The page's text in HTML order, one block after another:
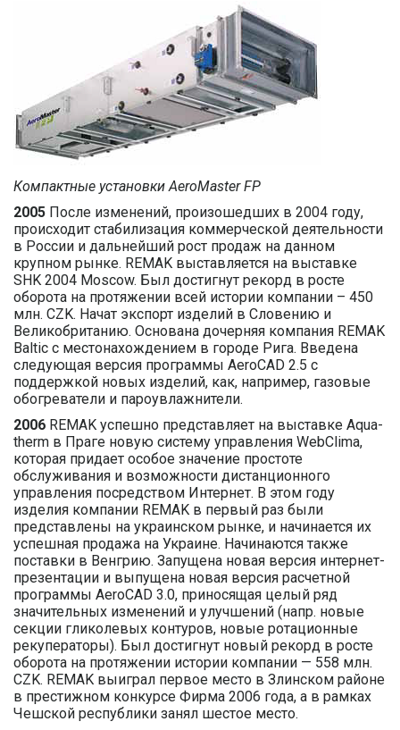
Компактные установки AeroMaster FP
2005 После изменений, произошедших в 2004 году,
происходит стабилизация коммерческой деятельности
в России и дальнейший рост продаж на данном
крупном рынке. REMAK выставляется на выставке
SHK 2004 Moscow. Был достигнут рекорд в росте
оборота на протяжении всей истории компании – 450
млн. CZK. Начат экспорт изделий в Словению и
Великобританию. Основана дочерняя компания REMAK
Baltic с местонахождением в городе Рига. Введена
следующая версия программы AeroCAD 2.5 с
поддержкой новых изделий, как, например, газовые
обогреватели и пароувлажнители.
2006 REMAK успешно представляет на выставке Aqua-
therm в Праге новую систему управления WebClima,
которая придает особое значение простоте
обслуживания и возможности дистанционного
управления посредством Интернет. В этом году
изделия компании REMAK в первый раз были
представлены на украинском рынке, и начинается их
успешная продажа на Украине. Начинаются также
поставки в Венгрию. Запущена новая версия интернет-
презентации и выпущена новая версия расчетной
программы AeroCAD 3.0, приносящая целый ряд
значительных изменений и улучшений (напр. новые
секции гликолевых контуров, новые ротационные
рекуператоры). Был достигнут новый рекорд в росте
оборота на протяжении истории компании — 558 млн.
CZK. REMAK выиграл первое место в Злинском районе
в престижном конкурсе Фирма 2006 года, а в рамках
Чешской республики занял шестое место.